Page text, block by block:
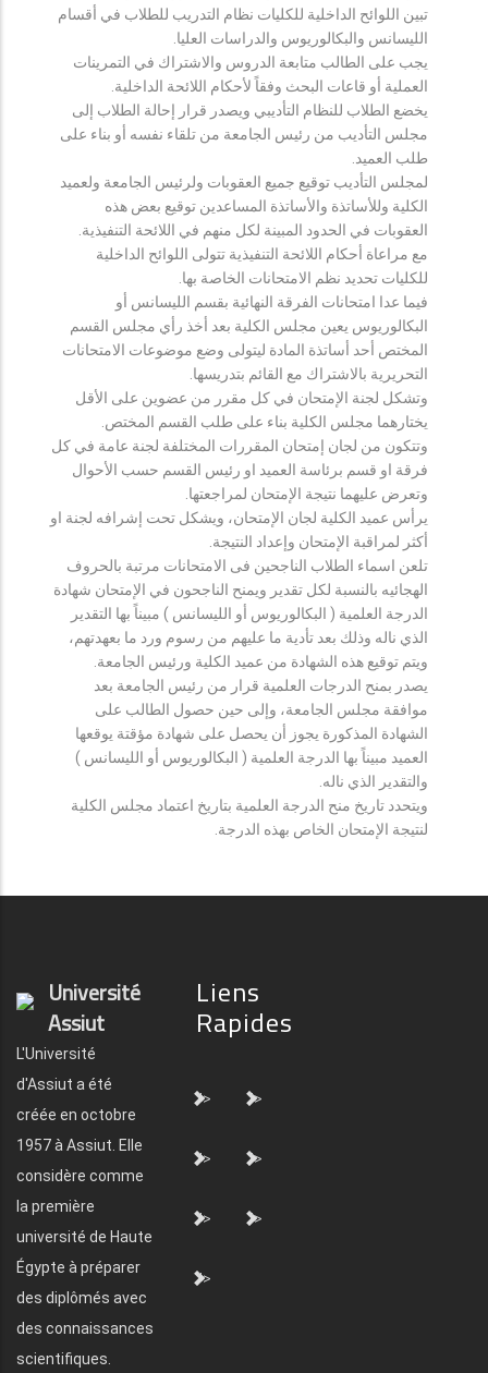
تبين اللوائح الداخلية للكليات نظام التدريب للطلاب في أقسام
الليسانس والبكالوريوس والدراسات العليا.
يجب على الطالب متابعة الدروس والاشتراك في التمرينات
العملية أو قاعات البحث وفقاً لأحكام اللائحة الداخلية.
يخضع الطلاب للنظام التأديبي ويصدر قرار إحالة الطلاب إلى
مجلس التأديب من رئيس الجامعة من تلقاء نفسه أو بناء على
طلب العميد.
لمجلس التأديب توقيع جميع العقوبات ولرئيس الجامعة ولعميد
الكلية وللأساتذة والأساتذة المساعدين توقيع بعض هذه
العقوبات في الحدود المبينة لكل منهم في اللائحة التنفيذية.
مع مراعاة أحكام اللائحة التنفيذية تتولى اللوائح الداخلية
للكليات تحديد نظم الامتحانات الخاصة بها.
فيما عدا امتحانات الفرقة النهائية بقسم الليسانس أو
البكالوريوس يعين مجلس الكلية بعد أخذ رأي مجلس القسم
المختص أحد أساتذة المادة ليتولى وضع موضوعات الامتحانات
التحريرية بالاشتراك مع القائم بتدريسها.
وتشكل لجنة الإمتحان في كل مقرر من عضوين على الأقل
يختارهما مجلس الكلية بناء على طلب القسم المختص.
وتتكون من لجان إمتحان المقررات المختلفة لجنة عامة في كل
فرقة او قسم برئاسة العميد او رئيس القسم حسب الأحوال
وتعرض عليهما نتيجة الإمتحان لمراجعتها.
يرأس عميد الكلية لجان الإمتحان، ويشكل تحت إشرافه لجنة او
أكثر لمراقبة الإمتحان وإعداد النتيجة.
تلعن اسماء الطلاب الناجحين فى الامتحانات مرتبة بالحروف
الهجائيه بالنسبة لكل تقدير ويمنح الناجحون في الإمتحان شهادة
الدرجة العلمية ( البكالوريوس أو الليسانس ) مبيناً بها التقدير
الذي ناله وذلك بعد تأدية ما عليهم من رسوم ورد ما بعهدتهم،
ويتم توقيع هذه الشهادة من عميد الكلية ورئيس الجامعة.
يصدر بمنح الدرجات العلمية قرار من رئيس الجامعة بعد
موافقة مجلس الجامعة، وإلى حين حصول الطالب على
الشهادة المذكورة يجوز أن يحصل على شهادة مؤقتة يوقعها
العميد مبيناً بها الدرجة العلمية ( البكالوريوس أو الليسانس )
والتقدير الذي ناله.
ويتحدد تاريخ منح الدرجة العلمية بتاريخ اعتماد مجلس الكلية
لنتيجة الإمتحان الخاص بهذه الدرجة.
Université
Assiut
L'Université
d'Assiut a été
créée en octobre
1957 à Assiut. Elle
considère comme
la première
université de Haute
Égypte à préparer
des diplômés avec
des connaissances
scientifiques.
Liens
Rapides
"> ">
"> ">
"> ">
">